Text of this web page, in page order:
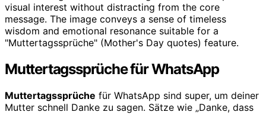
Muttertagssprüche für WhatsApp
Muttertagssprüche für WhatsApp sind super, um deiner
Mutter schnell Danke zu sagen. Sätze wie „Danke, dass